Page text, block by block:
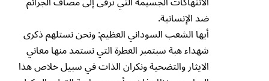
ضد الإنسانية.
أيها الشعب السوداني العظيم: ونحن نستلهم ذكرى
شهداء هبة سبتمبر العطرة التي نستمد منها معاني
الايثار والتضحية ونكران الذات في سبيل خلاص هذا